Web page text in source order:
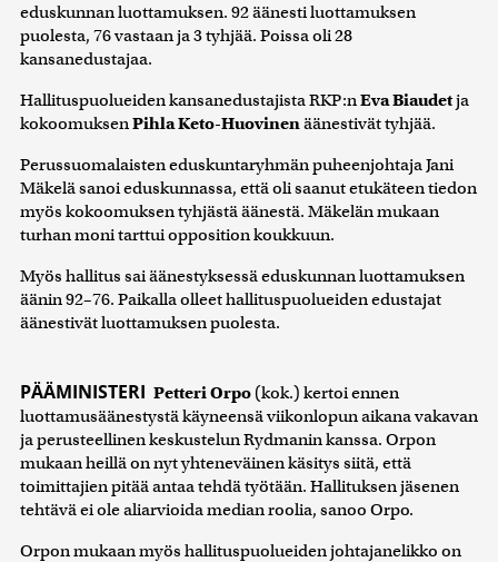
eduskunnan luottamuksen. 92 äänesti luottamuksen
puolesta, 76 vastaan ja 3 tyhjää. Poissa oli 28
kansanedustajaa.
Hallituspuolueiden kansanedustajista RKP:nEva Biaudetja
kokoomuksenPihla Keto-Huovinenäänestivät tyhjää.
Perussuomalaisten eduskuntaryhmän puheenjohtaja Jani
Mäkelä sanoi eduskunnassa, että oli saanut etukäteen tiedon
myös kokoomuksen tyhjästä äänestä. Mäkelän mukaan
turhan moni tarttui opposition koukkuun.
Myös hallitus sai äänestyksessä eduskunnan luottamuksen
äänin 92–76. Paikalla olleet hallituspuolueiden edustajat
äänestivät luottamuksen puolesta.
PÄÄMINISTERI Petteri Orpo (kok.) kertoi ennen
luottamusäänestystä käyneensä viikonlopun aikana vakavan
ja perusteellinen keskustelun Rydmanin kanssa. Orpon
mukaan heillä on nyt yhteneväinen käsitys siitä, että
toimittajien pitää antaa tehdä työtään. Hallituksen jäsenen
tehtävä ei ole aliarvioida median roolia, sanoo Orpo.
Orpon mukaan myös hallituspuolueiden johtajanelikko on